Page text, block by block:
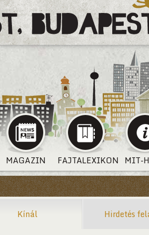
MAGAZIN FAJTALEXIKON MIT-
Kínál Hirdetés